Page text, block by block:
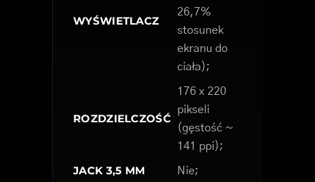
WYŚWIETLACZ
26,7%
stosunek
ekranu do
ciała);
ROZDZIELCZOŚĆ
176 x 220
pikseli
(gęstość ~
141 ppi);
JACK 3,5 MM Nie;